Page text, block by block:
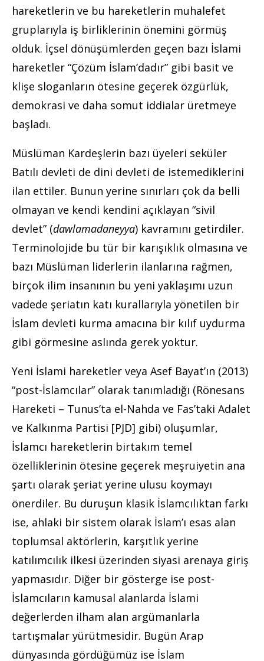
hareketlerin ve bu hareketlerin muhalefet
gruplarıyla iş birliklerinin önemini görmüş
olduk. İçsel dönüşümlerden geçen bazı İslami
hareketler “Çözüm İslam’dadır” gibi basit ve
klişe sloganların ötesine geçerek özgürlük,
demokrasi ve daha somut iddialar üretmeye
başladı.
Müslüman Kardeşlerin bazı üyeleri seküler
Batılı devleti de dini devleti de istemediklerini
ilan ettiler. Bunun yerine sınırları çok da belli
olmayan ve kendi kendini açıklayan “sivil
devlet” (dawlamadaneyya) kavramını getirdiler.
Terminolojide bu tür bir karışıklık olmasına ve
bazı Müslüman liderlerin ilanlarına rağmen,
birçok ilim insanının bu yeni yaklaşımı uzun
vadede şeriatın katı kurallarıyla yönetilen bir
İslam devleti kurma amacına bir kılıf uydurma
gibi görmesine aslında gerek yoktur.
Yeni İslami hareketler veya Asef Bayat’ın (2013)
“post-İslamcılar” olarak tanımladığı (Rönesans
Hareketi – Tunus’ta el-Nahda ve Fas’taki Adalet
ve Kalkınma Partisi [PJD] gibi) oluşumlar,
İslamcı hareketlerin birtakım temel
özelliklerinin ötesine geçerek meşruiyetin ana
şartı olarak şeriat yerine ulusu koymayı
önerdiler. Bu duruşun klasik İslamcılıktan farkı
ise, ahlaki bir sistem olarak İslam’ı esas alan
toplumsal aktörlerin, karşıtlık yerine
katılımcılık ilkesi üzerinden siyasi arenaya giriş
yapmasıdır. Diğer bir gösterge ise post-
İslamcıların kamusal alanlarda İslami
değerlerden ilham alan argümanlarla
tartışmalar yürütmesidir. Bugün Arap
dünyasında gördüğümüz ise İslam